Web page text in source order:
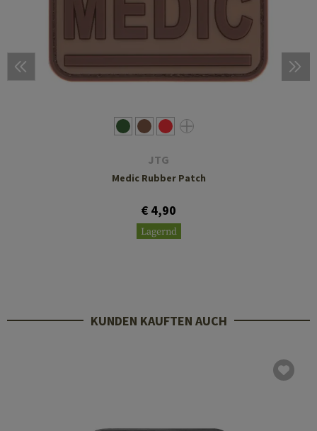
JTG
Medic Rubber Patch
€ 4,90
Lagernd
KUNDEN KAUFTEN AUCH